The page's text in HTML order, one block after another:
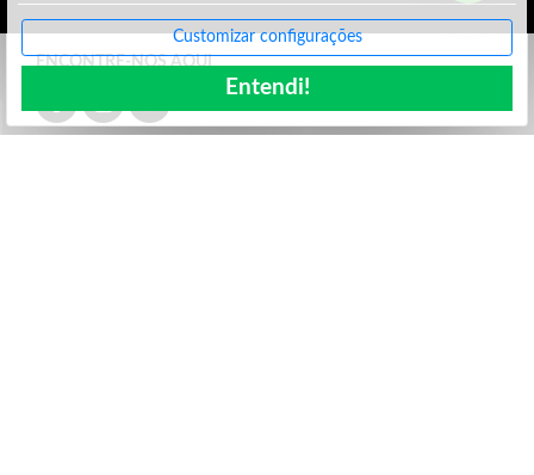
Customizar configurações
Entendi!
ENCONTRE-NOS AQUI